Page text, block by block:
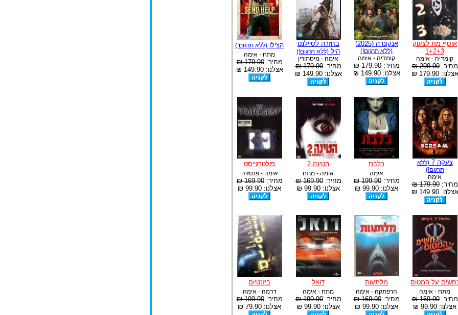
אוסף מת לצעוק
1+2+3
קומדיה - אימה
מחיר:299.90 ₪
אצלנו: 179.90 ₪
אנקונדה (2025)
(ללא תרגום!)
קומדיה - אימה
מחיר:179.90 ₪
אצלנו: 149.90 ₪
בחזרה לסיילנט
היל (ללא תרגום!)
אימה - מיסתורין
מחיר:179.90 ₪
אצלנו: 149.90 ₪
הצילו (ללא תרגום!)
מתח - אימה
מחיר:179.90 ₪
אצלנו: 149.90 ₪
צעקה 7
(ללא
תרגום!)
אימה
מחיר:179.90 ₪
אצלנו: 149.90 ₪
כלבת
אימה
מחיר:199.90 ₪
אצלנו: 99.90 ₪
הטינה 2
אימה - מתח
מחיר:169.90 ₪
אצלנו: 99.90 ₪
פולטרגייסט
אימה - פנטזיה
מחיר:169.90 ₪
אצלנו: 99.90 ₪
על המטוס
מתח - אימה
מחיר:169.90 ₪
אצלנו: 99.90 ₪
מלתעות
הרפתקה - אימה
מחיר:169.90 ₪
אצלנו: 99.90 ₪
דואל
מתח - אימה
מחיר:199.90 ₪
אצלנו: 99.90 ₪
ביזנטיום
דרמה - אימה
מחיר:199.90 ₪
אצלנו: 79.90 ₪